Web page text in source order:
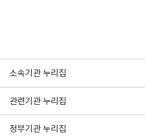
소속기관 누리집
관련기관 누리집
정부기관 누리집